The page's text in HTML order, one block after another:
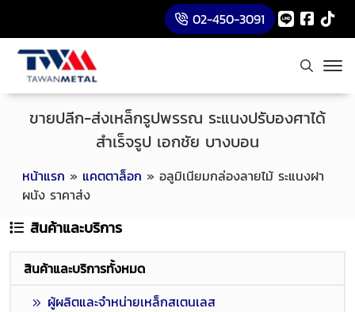
02-450-3091
หน้าแรก » แคตตาล็อก » อลูมิเนียมกล่องลายไม้ ระแนงฝา
ผนัง ราคาส่ง
ขายปลีก-ส่งเหล็กรูปพรรณ ระแนงปรับองศาได้
สำเร็จรูป เอกชัย บางบอน
สินค้าและบริการ
สินค้าและบริการทั้งหมด
ผู้ผลิตและจำหน่ายเหล็กสเตนเลส